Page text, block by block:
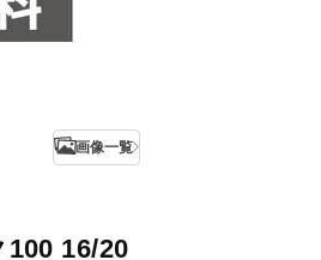
画像一覧
16/20